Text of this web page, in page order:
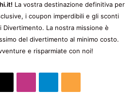
La vostra destinazione definitiva per
i coupon imperdibili e gli sconti
Divertimento. La nostra missione è
del divertimento al minimo costo.
e risparmiate con noi!